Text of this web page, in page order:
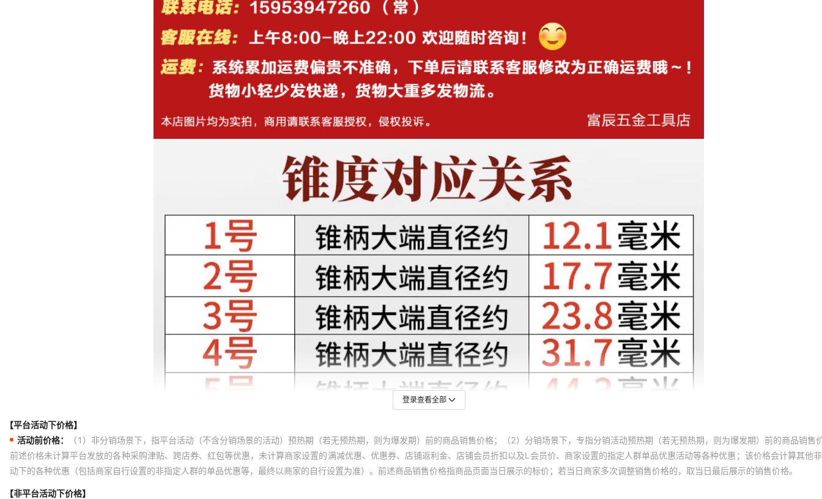
登录查看全部
【平台活动下价格】
活动前价格：
（1）非分销场景下，指平台活动（不含分销场景的活动）预热期（若无预热期，则为爆发期）前的商品销售价格；（2）分销场景下，专指分销活动预热期（若无预热期，则为爆发期）前的商品销售
前述价格未计算平台发放的各种采购津贴、跨店券、红包等优惠，未计算商家设置的满减优惠、优惠券、店铺返利金、店铺会员折扣以及L会员价、商家设置的指定人群单品优惠活动等各种优惠；该价格会计算其他
动下的各种优惠（包括商家自行设置的非指定人群的单品优惠等，最终以商家的自行设置为准）。前述商品销售价格指商品页面当日展示的标价；若当日商家多次调整销售价格的，取当日最后展示的销售价格。
【非平台活动下价格】